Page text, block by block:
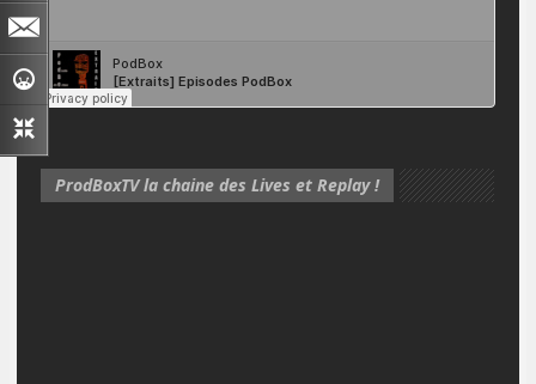
ProdBoxTV la chaine des Lives et Replay !